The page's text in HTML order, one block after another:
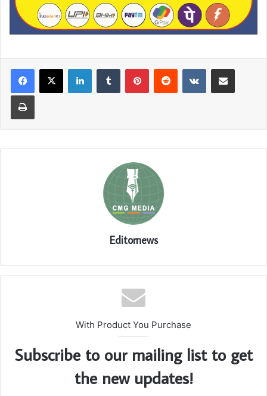
LinkedInTumblr PinterestReddit VKontakteShare via Email
Print
Editornews
With Product You Purchase
Subscribe to our mailing list to get
the new updates!